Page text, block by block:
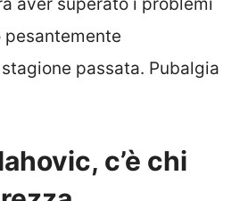
passata. Pubalgia
c’è chi